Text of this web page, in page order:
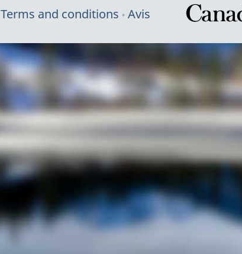
Terms and conditions Avis